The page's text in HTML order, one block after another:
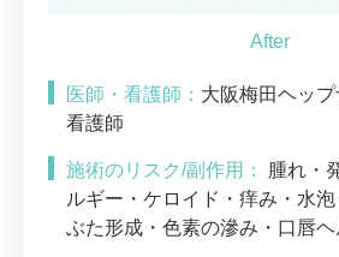
医師・看護師： 大阪梅田ヘッ
看護師
施術のリスク/副作用：
腫れ・
ルギー・ケロイド・痒み・水
ぶた形成・色素の滲み・口唇